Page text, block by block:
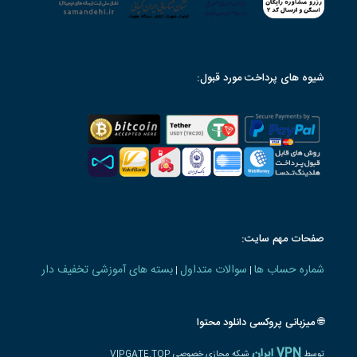
شیوه های پرداخت مورد قبول:
صفحات مهم سایت:
شماره حساب ها | سوالات متداول | بسته های آموزشی تخفیف دار
🌐 میزبانی پروکسی دانلود محتوا